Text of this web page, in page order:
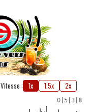
Vitesse : 1x 1.5x 2x
0 5 3 8